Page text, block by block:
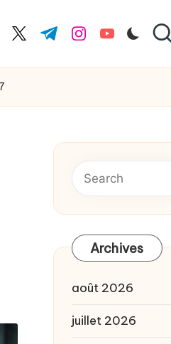
twitter.com
t.me instagram.com
youtube.com
Archives
août 2026
juillet 2026